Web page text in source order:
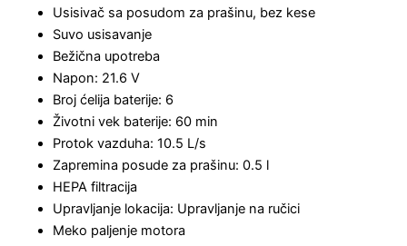
Usisivač sa posudom za prašinu, bez kese
Suvo usisavanje
Bežična upotreba
Napon: 21.6 V
Broj ćelija baterije: 6
Životni vek baterije: 60 min
Protok vazduha: 10.5 L/s
Zapremina posude za prašinu: 0.5 l
HEPA filtracija
Upravljanje lokacija: Upravljanje na ručici
Meko paljenje motora